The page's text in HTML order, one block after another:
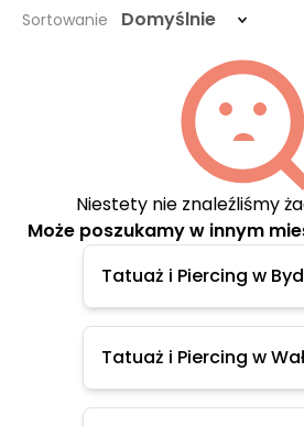
Sortowanie Domyślnie
Niestety nie znaleźliśmy
Może poszukamy w innym
Tatuaż i Piercing w
Tatuaż i Piercing w